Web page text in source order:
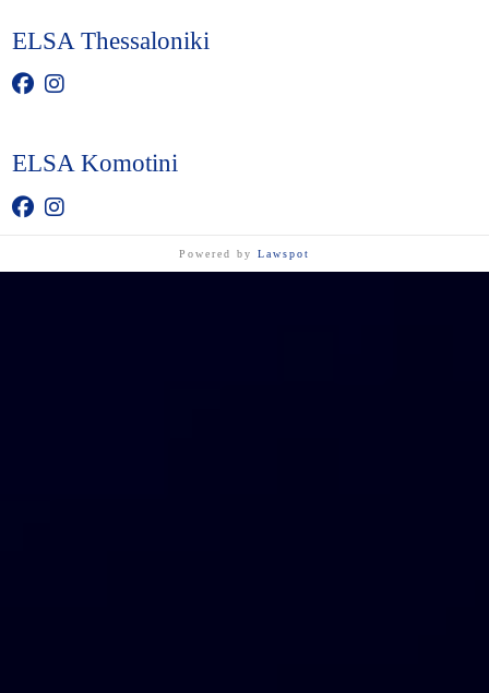
ELSA Thessaloniki
ELSA Komotini
Powered by Lawspot